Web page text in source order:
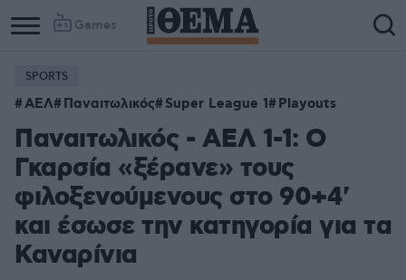
Games
SPORTS
ΑΕΛ Παναιτωλικός Super League 1 Playouts
Παναιτωλικός - ΑΕΛ 1-1: Ο
Γκαρσία «ξέρανε» τους
φιλοξενούμενους στο 90+4'
και έσωσε την κατηγορία για τα
Καναρίνια